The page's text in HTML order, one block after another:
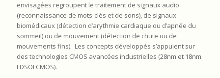
envisagées regroupent le traitement de signaux audio
(reconnaissance de mots-clés et de sons), de signaux
biomédicaux (détection d’arythmie cardiaque ou d’apnée du
sommeil) ou de mouvement (détection de chute ou de
mouvements fins). Les concepts développés s’appuient sur
des technologies CMOS avancées industrielles (28nm et 18nm
FDSOI CMOS).